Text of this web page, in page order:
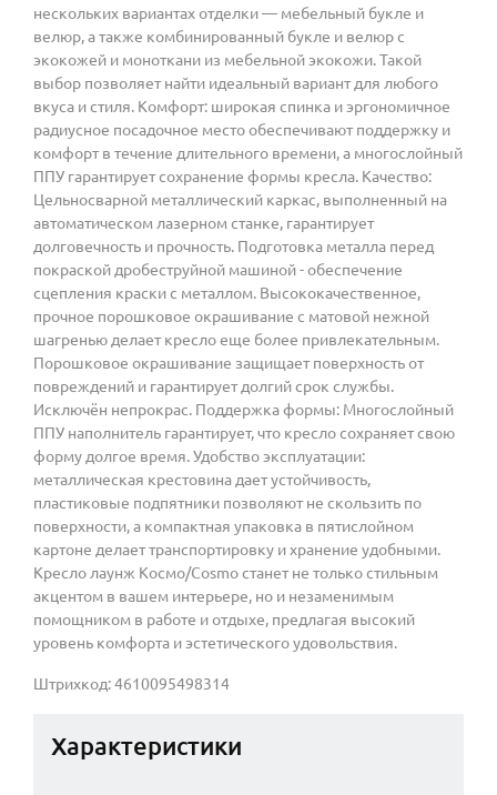
нескольких вариантах отделки — мебельный букле и
велюр, а также комбинированный букле и велюр с
экокожей и моноткани из мебельной экокожи. Такой
выбор позволяет найти идеальный вариант для любого
вкуса и стиля. Комфорт: широкая спинка и эргономичное
радиусное посадочное место обеспечивают поддержку и
комфорт в течение длительного времени, а многослойный
ППУ гарантирует сохранение формы кресла. Качество:
Цельносварной металлический каркас, выполненный на
автоматическом лазерном станке, гарантирует
долговечность и прочность. Подготовка металла перед
покраской дробеструйной машиной - обеспечение
сцепления краски с металлом. Высококачественное,
прочное порошковое окрашивание с матовой нежной
шагренью делает кресло еще более привлекательным.
Порошковое окрашивание защищает поверхность от
повреждений и гарантирует долгий срок службы.
Исключён непрокрас. Поддержка формы: Многослойный
ППУ наполнитель гарантирует, что кресло сохраняет свою
форму долгое время. Удобство эксплуатации:
металлическая крестовина дает устойчивость,
пластиковые подпятники позволяют не скользить по
поверхности, а компактная упаковка в пятислойном
картоне делает транспортировку и хранение удобными.
Кресло лаунж Космо/Cosmo станет не только стильным
акцентом в вашем интерьере, но и незаменимым
помощником в работе и отдыхе, предлагая высокий
уровень комфорта и эстетического удовольствия.
Штрихкод: 4610095498314
Характеристики